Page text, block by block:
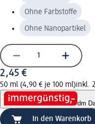
Ohne Farbstoffe
Ohne Nanopartikel
2,45 €
50 ml (4,90 € je 100 ml)inkl.
dm
In den Warenkorb